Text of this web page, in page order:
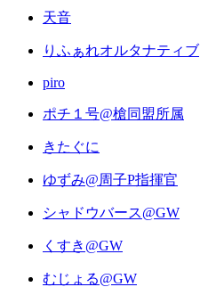
天音
りふぁれオルタナティブ
piro
ポチ１号@槍同盟所属
きたぐに
ゆずみ@周子P指揮官
シャドウバース@GW
くすき@GW
むじょる@GW